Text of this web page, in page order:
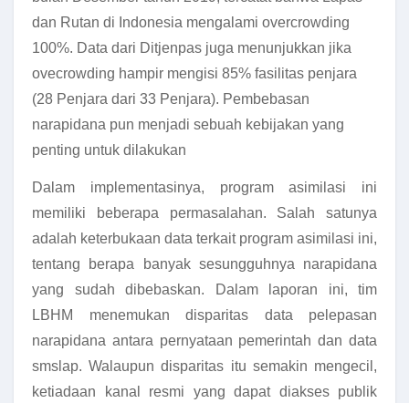
dan Rutan di Indonesia mengalami overcrowding
100%. Data dari Ditjenpas juga menunjukkan jika
ovecrowding hampir mengisi 85% fasilitas penjara
(28 Penjara dari 33 Penjara). Pembebasan
narapidana pun menjadi sebuah kebijakan yang
penting untuk dilakukan
Dalam implementasinya, program asimilasi ini
memiliki beberapa permasalahan. Salah satunya
adalah keterbukaan data terkait program asimilasi ini,
tentang berapa banyak sesungguhnya narapidana
yang sudah dibebaskan. Dalam laporan ini, tim
LBHM menemukan disparitas data pelepasan
narapidana antara pernyataan pemerintah dan data
smslap. Walaupun disparitas itu semakin mengecil,
ketiadaan kanal resmi yang dapat diakses publik